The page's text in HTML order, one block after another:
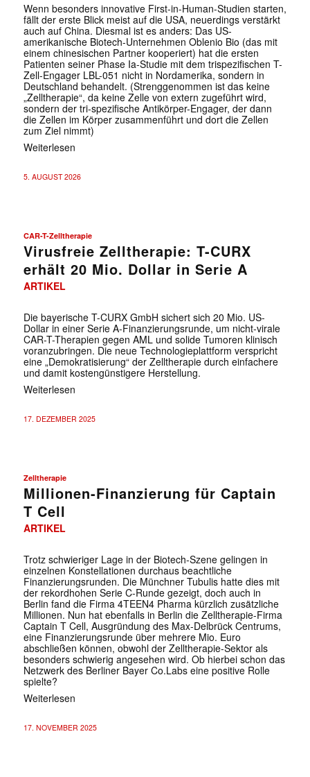
Wenn besonders innovative First-in-Human-Studien starten,
fällt der erste Blick meist auf die USA, neuerdings verstärkt
auch auf China. Diesmal ist es anders: Das US-
amerikanische Biotech-Unternehmen Oblenio Bio (das mit
einem chinesischen Partner kooperiert) hat die ersten
Patienten seiner Phase Ia-Studie mit dem trispezifischen T-
Zell-Engager LBL-051 nicht in Nordamerika, sondern in
Deutschland behandelt. (Strenggenommen ist das keine
„Zelltherapie“, da keine Zelle von extern zugeführt wird,
sondern der tri-spezifische Antikörper-Engager, der dann
die Zellen im Körper zusammenführt und dort die Zellen
zum Ziel nimmt)
Weiterlesen
5. AUGUST 2026
CAR-T-Zelltherapie
Virusfreie Zelltherapie: T-CURX
erhält 20 Mio. Dollar in Serie A
ARTIKEL
Die bayerische T-CURX GmbH sichert sich 20 Mio. US-
Dollar in einer Serie A-Finanzierungsrunde, um nicht-virale
CAR-T-Therapien gegen AML und solide Tumoren klinisch
voranzubringen. Die neue Technologieplattform verspricht
eine „Demokratisierung“ der Zelltherapie durch einfachere
und damit kostengünstigere Herstellung.
Weiterlesen
17. DEZEMBER 2025
Zelltherapie
Millionen-Finanzierung für Captain
T Cell
ARTIKEL
Trotz schwieriger Lage in der Biotech-Szene gelingen in
einzelnen Konstellationen durchaus beachtliche
Finanzierungsrunden. Die Münchner Tubulis hatte dies mit
der rekordhohen Serie C-Runde gezeigt, doch auch in
Berlin fand die Firma 4TEEN4 Pharma kürzlich zusätzliche
Millionen. Nun hat ebenfalls in Berlin die Zelltherapie-Firma
Captain T Cell, Ausgründung des Max-Delbrück Centrums,
eine Finanzierungsrunde über mehrere Mio. Euro
abschließen können, obwohl der Zelltherapie-Sektor als
besonders schwierig angesehen wird. Ob hierbei schon das
Netzwerk des Berliner Bayer Co.Labs eine positive Rolle
spielte?
Weiterlesen
17. NOVEMBER 2025